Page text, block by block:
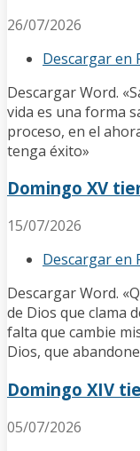
26/07/2026
Descargar en
Descargar Word.
vida es una forma
proceso, en el
tenga éxito»
Domingo XV
15/07/2026
Descargar en
Descargar Word.
de Dios que clama
falta que cambie
Dios, que
Domingo XIV
05/07/2026